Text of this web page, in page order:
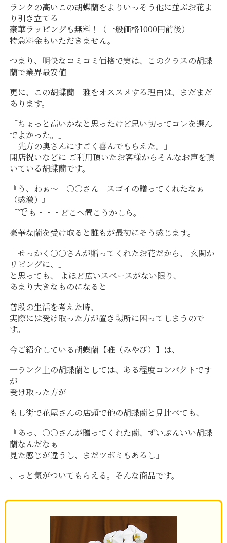
ランクの高いこの胡蝶蘭をよりいっそう他に並ぶお花よ
り引き立てる
豪華ラッピングも無料！（一般価格1000円前後）
特急料金もいただきません。
つまり、明快なコミコミ価格で実は、このクラスの胡蝶
蘭で業界最安値
更に、この胡蝶蘭 雅をオススメする理由は、まだまだ
あります。
「ちょっと高いかなと思ったけど思い切ってコレを選ん
でよかった。」
「先方の奥さんにすごく喜んでもらえた。」
開店祝いなどに ご利用頂いたお客様からそんなお声を頂
いている胡蝶蘭です。
『う、わぁ～ ○○さん スゴイの贈ってくれたなぁ
（感激）』
「でも・・・どこへ置こうかしら。」
豪華な蘭を受け取ると誰もが最初にそう感じます。
「せっかく○○さんが贈ってくれたお花だから、 玄関か
リビングに、」
と思っても、 よほど広いスペースがない限り、
あまり大きなものになると
普段の生活を考えた時、
実際には受け取った方が置き場所に困ってしまうので
す。
今ご紹介している胡蝶蘭【雅（みやび）】は、
一ランク上の胡蝶蘭としては、ある程度コンパクトです
が
受け取った方が
もし街で花屋さんの店頭で他の胡蝶蘭と見比べても、
『あっ、○○さんが贈ってくれた蘭、ずいぶんいい胡蝶
蘭なんだなぁ
見た感じが違うし、まだツボミもあるし』
、っと気がついてもらえる。そんな商品です。